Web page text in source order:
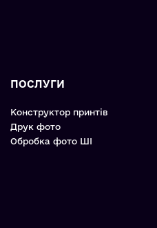
ПОСЛУГИ
Конструктор принтів
Друк фото
Обробка фото ШІ